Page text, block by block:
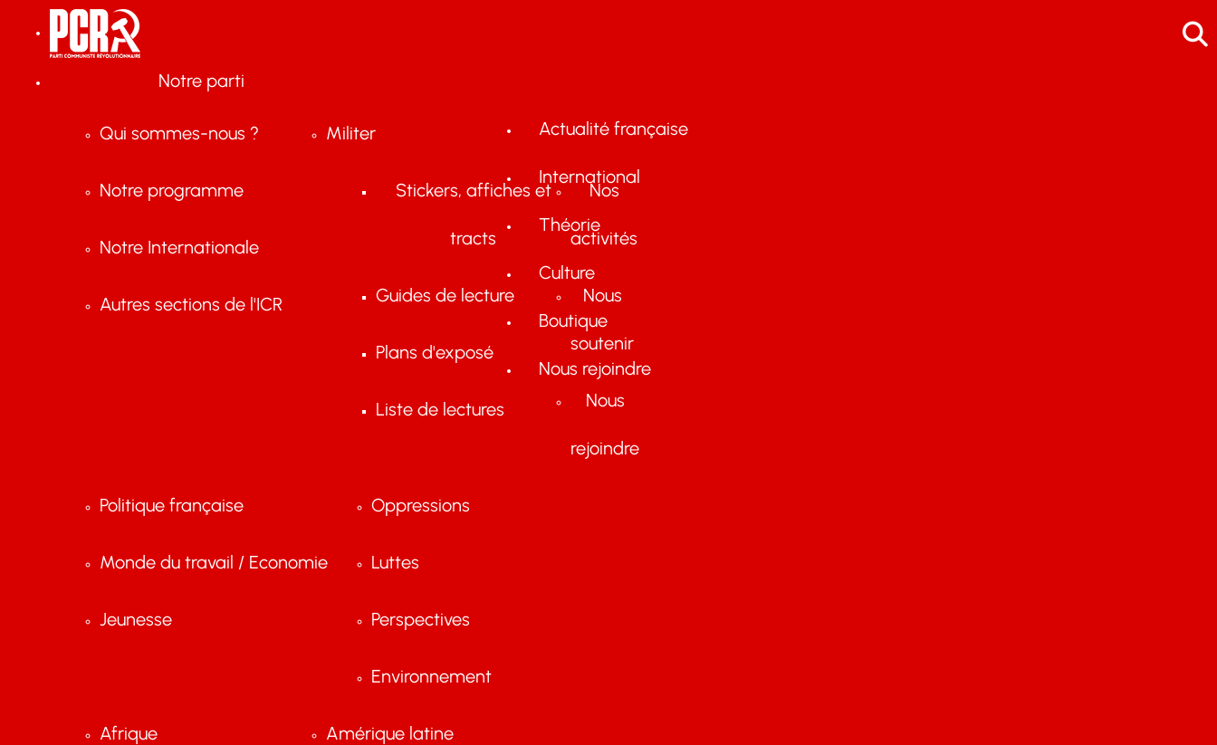
Notre parti
Qui sommes-nous ?
Notre programme
Notre Internationale
Autres sections de l'ICR
Militer
Stickers, affiches et
tracts
Guides de lecture
Plans d'exposé
Liste de lectures
Nos
activités
Nous
soutenir
Nous
rejoindre
Actualité française
Politique française
Monde du travail / Economie
Jeunesse
Oppressions
Luttes
Perspectives
Environnement
International
Afrique Amérique latine
Théorie
Culture
Boutique
Nous rejoindre